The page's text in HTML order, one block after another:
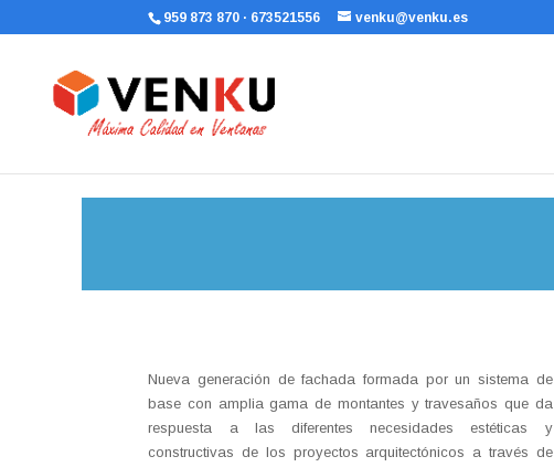
959 873 870 · 673521556 venku@venku.es
Nueva generación de fachada formada por un sistema de
base con amplia gama de montantes y travesaños que da
respuesta a las diferentes necesidades estéticas y
constructivas de los proyectos arquitectónicos a través de